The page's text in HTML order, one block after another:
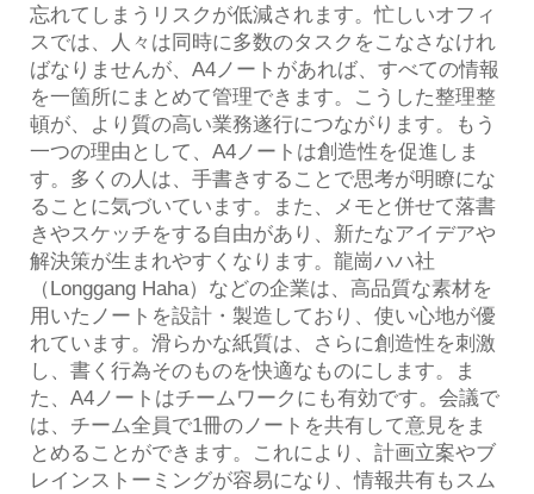
忘れてしまうリスクが低減されます。忙しいオフィ
スでは、人々は同時に多数のタスクをこなさなけれ
ばなりませんが、A4ノートがあれば、すべての情報
を一箇所にまとめて管理できます。こうした整理整
頓が、より質の高い業務遂行につながります。もう
一つの理由として、A4ノートは創造性を促進しま
す。多くの人は、手書きすることで思考が明瞭にな
ることに気づいています。また、メモと併せて落書
きやスケッチをする自由があり、新たなアイデアや
解決策が生まれやすくなります。龍崗ハハ社
（Longgang Haha）などの企業は、高品質な素材を
用いたノートを設計・製造しており、使い心地が優
れています。滑らかな紙質は、さらに創造性を刺激
し、書く行為そのものを快適なものにします。ま
た、A4ノートはチームワークにも有効です。会議で
は、チーム全員で1冊のノートを共有して意見をま
とめることができます。これにより、計画立案やブ
レインストーミングが容易になり、情報共有もスム